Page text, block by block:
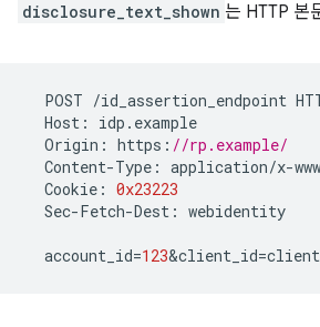
disclosure_text_shown 는 HTTP 본
POST /id_assertion_endpoint
Host : idp . example
Origin : https : //rp.example/
Content-Type : application/x-www
Cookie : 0x23223
Sec-Fetch-Dest : webidentity
account_id=123&client_id=